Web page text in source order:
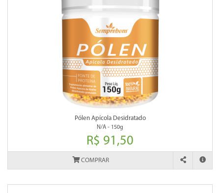
Pólen Apícola Desidratado
N/A - 150g
R$ 91,50
COMPRAR